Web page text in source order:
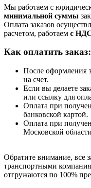
Мы работаем с
минимальной суммы
Оплата заказов
расчетом, работаем с
Как оплатить заказ:
После оформления
на счет.
Если вы делаете
или ссылку для
Оплата при
банковской картой.
Оплата при
Московской
Обратите внимание, все
транспортными
отгружаются по 100%